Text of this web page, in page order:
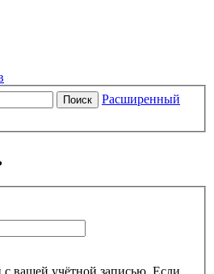
Поиск
Расширенный
с вашей учётной записью. Если